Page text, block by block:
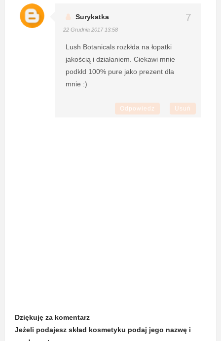
Surykatka
22 Grudnia 2017 13:58
Lush Botanicals rozkłda na łopatki
jakością i działaniem. Ciekawi mnie
podkłd 100% pure jako prezent dla
mnie :)
Odpowiedz Usuń
Dziękuję za komentarz
Jeżeli podajesz skład kosmetyku podaj jego nazwę i